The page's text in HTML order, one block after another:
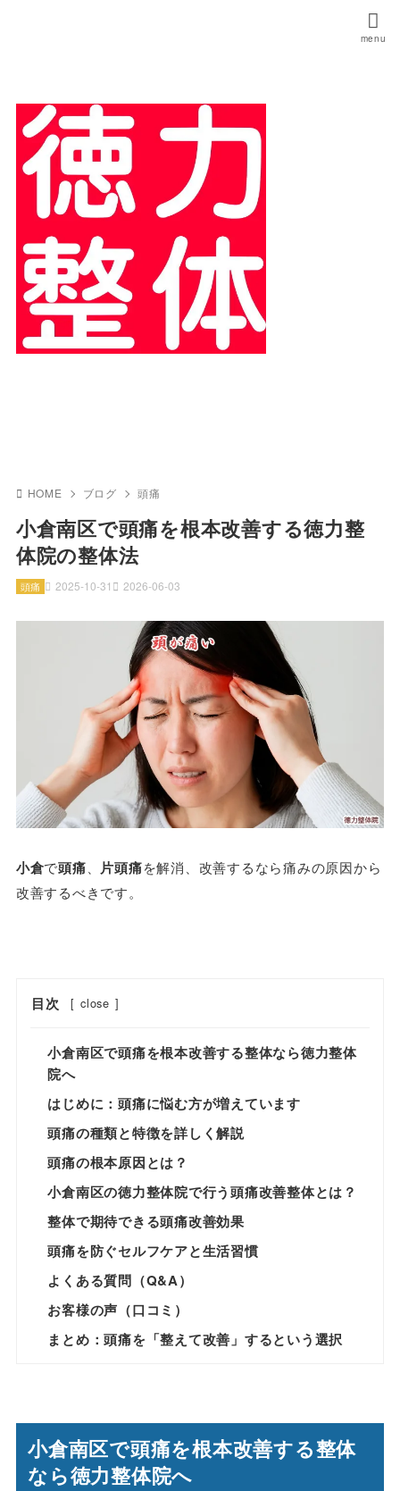
HOME ブログ 頭痛
小倉南区で頭痛を根本改善する徳力整
体院の整体法
2025-10-31 2026-06-03
頭痛
小倉で頭痛 片頭痛を解消、改善するなら痛みの原因から
改善するべきです。
目次 [ close ]
小倉南区で頭痛を根本改善する整体なら徳力整体
院へ
はじめに：頭痛に悩む方が増えています
頭痛の種類と特徴を詳しく解説
頭痛の根本原因とは？
小倉南区の徳力整体院で行う頭痛改善整体とは？
整体で期待できる頭痛改善効果
頭痛を防ぐセルフケアと生活習慣
よくある質問（Q&A）
お客様の声（口コミ）
まとめ：頭痛を「整えて改善」するという選択
小倉南区で頭痛を根本改善する整体
なら徳力整体院へ